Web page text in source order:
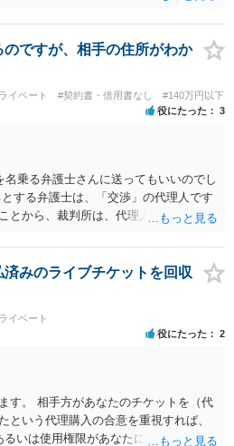
も考えられますが、まずは後払い決済
オフの証拠の写しとともに）支払拒絶
払督促を行ってきた場合には全面的に
はないかと思います。弁護士会の相談
い弁護士（消費者保護委員会に所属し
をお勧めします。
ですが、相手の住所がわか
イベート #契約書・借用書なし #140万円以下
役にたった 3
乗る弁護士さんに送ってもいいのでし
する弁護士は、「交渉」の代理人です
とから、裁判所は、代理人宛ての訴状
の住所で訴状を作成提出し、裁判所に
せると（訴状の記載内容から明らかな
弁護士に事前連絡し、引き続き訴訟も
任の意志が明らかになったところで、
、代理人に訴状の受領を促すこともあ
か証拠がないと、実際の本人性が明ら
護士（２０万円の請求で代理人弁護士
が）も住所は明らかにしないでしょ
先などの情報）から、相手の住所等の
ように思えます。 以上、ご参考まで。
みのライブチケットを回収
イベート
役にたった 2
す。 相手方があなたのチケットを（代
という代理購入の合意を重視すれば、
いは使用権限があなたにあり、チケッ